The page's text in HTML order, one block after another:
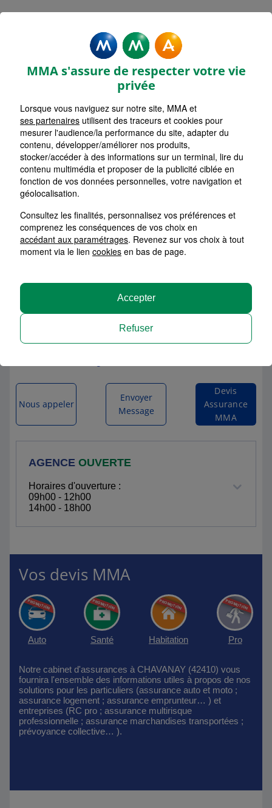
Assurance Auvergne-Rhône-Alpes
Assurance Loire (42)
MMA CHAVANAY Cabinet MARTIN
2 BIS RUE DE LA VALENCIZE
AGENCE OUVERTE
Horaires d'ouverture :
09h00 - 12h00
14h00 - 18h00
Nous appeler
Envoyer
Message
Devis
Assurance
MMA
Vos devis MMA
Auto Santé Habitation Pro
Notre cabinet d'assurances à CHAVANAY (42410) vous
fournira l'ensemble des informations utiles à propos de nos
solutions pour les particuliers (assurance auto et moto ;
assurance logement ; assurance emprunteur… ) et
entreprises (RC pro ; assurance multirisque
professionnelle ; assurance marchandises transportées ;
prévoyance collective… ).
MMA s'assure de respecter votre vie
privée
Lorsque vous naviguez sur notre site, MMA et
ses partenaires utilisent des traceurs et cookies pour
mesurer l'audience/la performance du site, adapter du
contenu, développer/améliorer nos produits,
stocker/accéder à des informations sur un terminal, lire du
contenu multimédia et proposer de la publicité ciblée en
fonction de vos données personnelles, votre navigation et
géolocalisation.
Consultez les finalités, personnalisez vos préférences et
comprenez les conséquences de vos choix en
accédant aux paramétrages. Revenez sur vos choix à tout
moment via le lien cookies en bas de page.
Refuser
Accepter